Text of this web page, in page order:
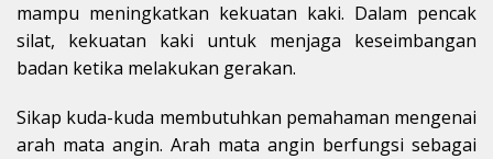
mampu meningkatkan kekuatan kaki. Dalam pencak
silat, kekuatan kaki untuk menjaga keseimbangan
badan ketika melakukan gerakan.
Sikap kuda-kuda membutuhkan pemahaman mengenai
arah mata angin. Arah mata angin berfungsi sebagai